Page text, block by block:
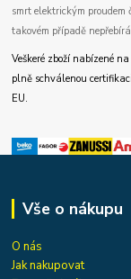
smrt elektrickým proudem
takovém případě
Veškeré zboží nabízené
plně schválenou
EU.
Vše o nákupu
O nás
Jak nakupovat